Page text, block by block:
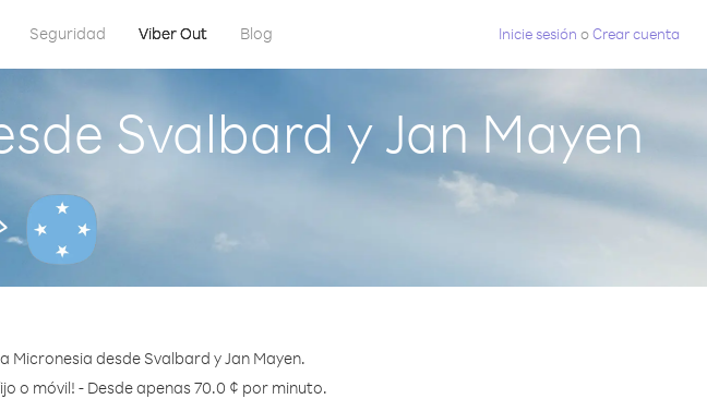
Seguridad Viber Out Blog Inicie sesión oCrear cuenta
Svalbard y Jan Mayen
Micronesia desde Svalbard y Jan Mayen.
o móvil! - Desde apenas 70.0 ¢ por minuto.